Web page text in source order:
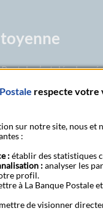
s’est
positionnement
respecte votre
sur notre site, nous
:
:établir des statistiques
:analyser les
profil.
à La Banque Postale
de visionner